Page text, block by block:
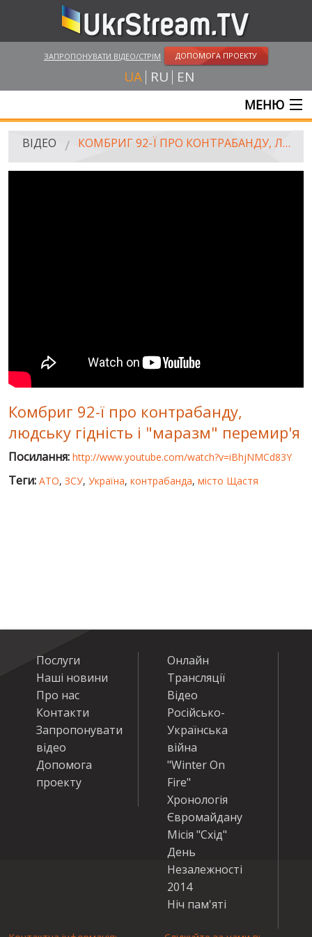
ЗАПРОПОНУВАТИ ВІДЕО/СТРІМ ДОПОМОГА ПРОЕКТУ
UA RU EN
МЕНЮ
ГОЛОВНА
ПУБЛІЧНІ ЛЮДИ
РОСІЙСЬКО-УКРАЇНСЬКА ВІЙНА
"WINTER ON FIRE"
ХРОНОЛОГІЯ ЄВРОМАЙДАНУ
ВІДЕО КОМБРИГ 92-Ї ПРО КОНТРАБАНДУ, ЛЮДСЬКУ ГІДНІСТЬ І "МАРАЗМ" ПЕРЕМИР'Я
Комбриг 92-ї про контрабанду,
людську гідність і "маразм" перемир'я
Посилання: http://www.youtube.com/watch?v=iBhjNMCd83Y
Теги: АТО, ЗСУ, Україна, контрабанда, місто Щастя
Послуги
Наші новини
Про нас
Контакти
Запропонувати
відео
Допомога
проекту
Онлайн
Трансляції
Відео
Російсько-
Українська
війна
"Winter On
Fire"
Хронологія
Євромайдану
Місія "Схід"
День
Незалежності
2014
Ніч пам'яті